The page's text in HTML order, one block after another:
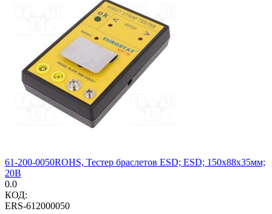
61-200-0050ROHS, Тестер браслетов ESD; ESD; 150x88x35мм;
20В
0.0
КОД:
ERS-612000050